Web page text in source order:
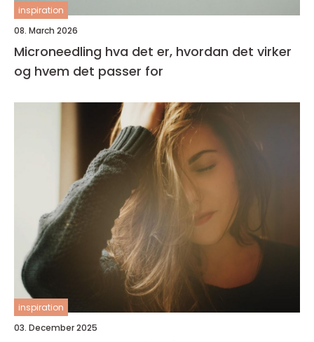
inspiration
08. March 2026
Microneedling hva det er, hvordan det virker
og hvem det passer for
inspiration
03. December 2025